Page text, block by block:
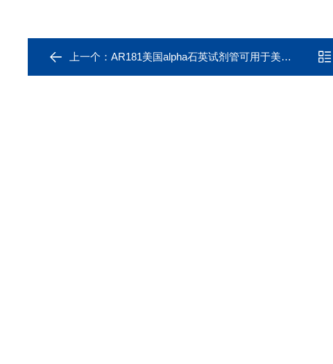
上一个： AR181美国alpha石英试剂管可用于美国力可leco